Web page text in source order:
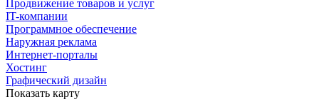
Продвижение товаров и услуг
IT-компании
Программное обеспечение
Наружная реклама
Интернет-порталы
Хостинг
Графический дизайн
Показать карту